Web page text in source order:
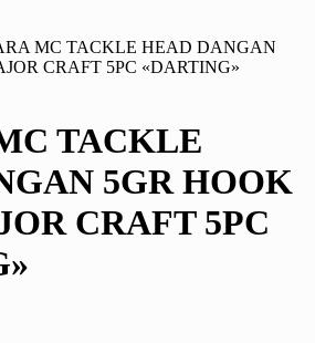
MC TACKLE HEAD DANGAN
CRAFT 5PC «DARTING»
TACKLE
5GR HOOK
CRAFT 5PC